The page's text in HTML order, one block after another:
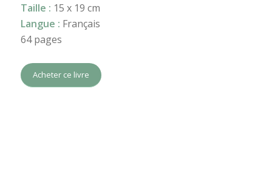
Taille : 15 x 19 cm
Langue : Français
64 pages
Acheter ce livre